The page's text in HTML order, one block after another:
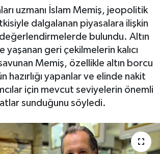
uzmanı İslam Memiş, jeopolitik
dalgalanan piyasalara ilişkin
bulundu. Altın
yaşanan geri çekilmelerin kalıcı
Memiş, özellikle altın borcu
hazırlığı yapanlar ve elinde nakit
için mevcut seviyelerin önemli
sunduğunu söyledi.
Nereli